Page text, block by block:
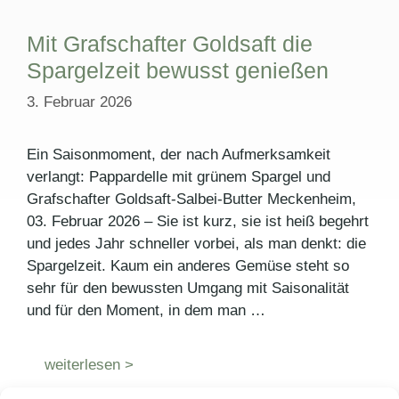
Mit Grafschafter Goldsaft die
Spargelzeit bewusst genießen
3. Februar 2026
Ein Saisonmoment, der nach Aufmerksamkeit
verlangt: Pappardelle mit grünem Spargel und
Grafschafter Goldsaft-Salbei-Butter Meckenheim,
03. Februar 2026 – Sie ist kurz, sie ist heiß begehrt
und jedes Jahr schneller vorbei, als man denkt: die
Spargelzeit. Kaum ein anderes Gemüse steht so
sehr für den bewussten Umgang mit Saisonalität
und für den Moment, in dem man …
weiterlesen >